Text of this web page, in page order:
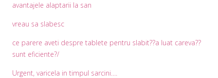
avantajele alaptarii la san
vreau sa slabesc
ce parere aveti despre tablete pentru slabit??a luat careva??
sunt eficiente?/
Urgent, varicela in timpul sarcini….